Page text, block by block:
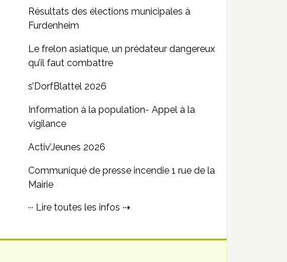
Résultats des élections municipales à
Furdenheim
Le frelon asiatique, un prédateur dangereux
qu’il faut combattre
s’DorfBlattel 2026
Information à la population- Appel à la
vigilance
Activ’Jeunes 2026
Communiqué de presse incendie 1 rue de la
Mairie
··· Lire toutes les infos ⇢